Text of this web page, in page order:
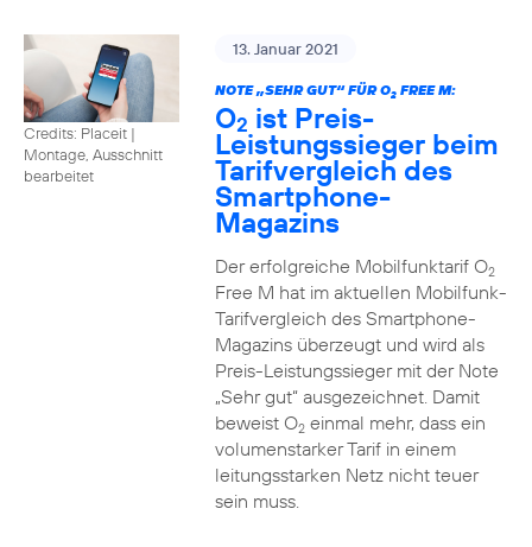
Credits: Placeit |
Montage, Ausschnitt
bearbeitet
13. Januar 2021
NOTE „SEHR GUT“ FÜR O2FREE M:
O2 ist Preis-
Leistungssieger beim
Tarifvergleich des
Smartphone-
Magazins
Der erfolgreiche Mobilfunktarif O2
Free M hat im aktuellen Mobilfunk-
Tarifvergleich des Smartphone-
Magazins überzeugt und wird als
Preis-Leistungssieger mit der Note
„Sehr gut“ ausgezeichnet. Damit
beweist O2einmal mehr, dass ein
volumenstarker Tarif in einem
leitungsstarken Netz nicht teuer
sein muss.